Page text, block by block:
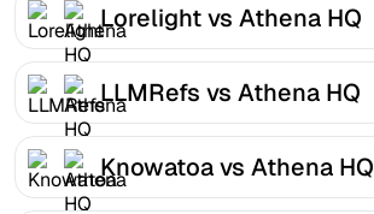
Lorelight vs Athena HQ
LLMRefs vs Athena HQ
Knowatoa vs Athena HQ